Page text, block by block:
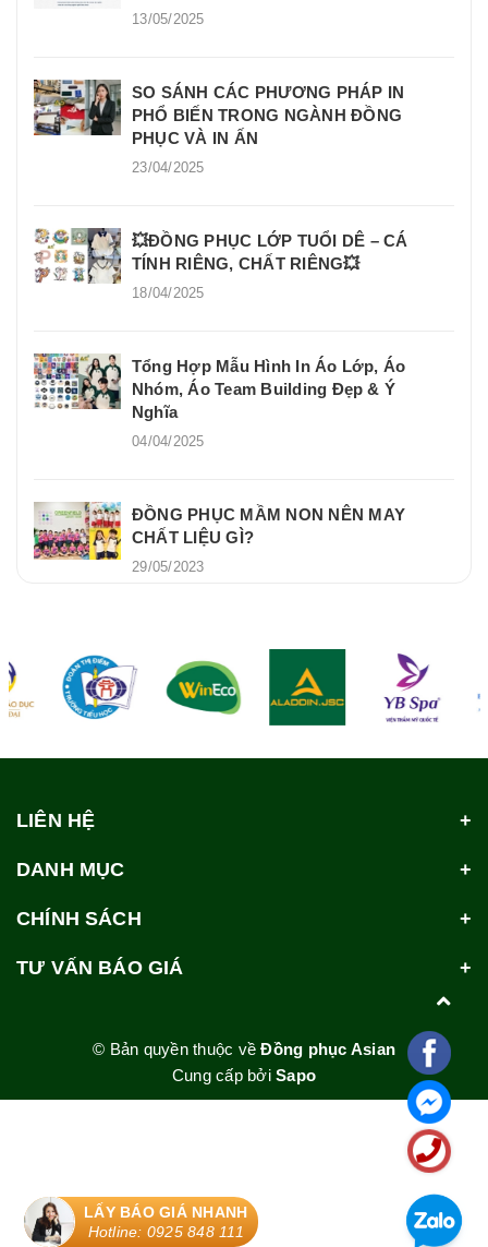
13/05/2025
SO SÁNH CÁC PHƯƠNG PHÁP IN
PHỔ BIẾN TRONG NGÀNH ĐỒNG
PHỤC VÀ IN ẤN
23/04/2025
💥ĐỒNG PHỤC LỚP TUỔI DÊ – CÁ
TÍNH RIÊNG, CHẤT RIÊNG💥
18/04/2025
Tổng Hợp Mẫu Hình In Áo Lớp, Áo
Nhóm, Áo Team Building Đẹp & Ý
Nghĩa
04/04/2025
ĐỒNG PHỤC MẦM NON NÊN MAY
CHẤT LIỆU GÌ?
29/05/2023
LIÊN HỆ
DANH MỤC
CHÍNH SÁCH
TƯ VẤN BÁO GIÁ
© Bản quyền thuộc vềĐồng phục Asian
Cung cấp bởiSapo
LẤY BÁO GIÁ NHANH
Hotline: 0925 848 111